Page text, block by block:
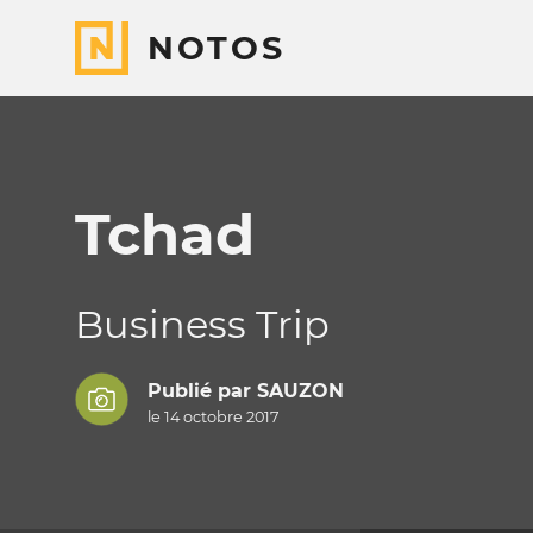
NOTOS
Tchad
Business Trip
Publié par SAUZON
le 14 octobre 2017